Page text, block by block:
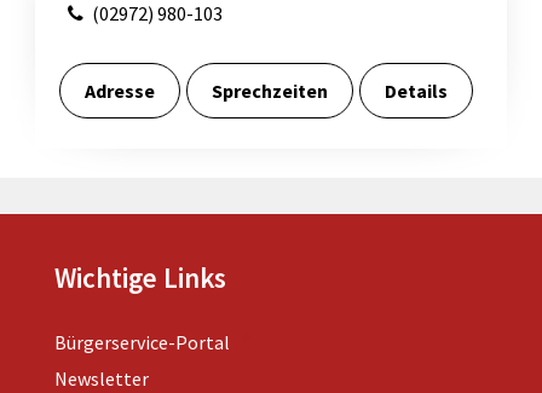
(02972) 980-103
Adresse Sprechzeiten Details
Wichtige Links
Bürgerservice-Portal
Newsletter